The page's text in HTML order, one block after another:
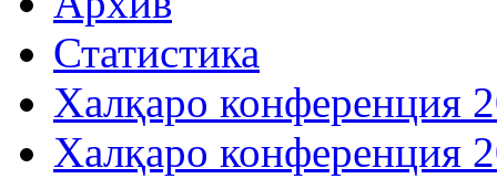
Статистика
Халқаро конференция
Халқаро конференция